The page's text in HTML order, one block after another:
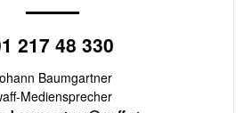
217 48 330
Baumgartner
Mediensprecher